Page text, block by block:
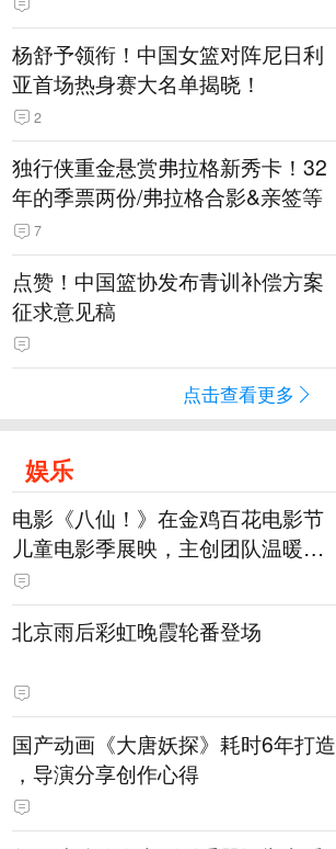
杨舒予领衔！中国女篮对阵尼日利
亚首场热身赛大名单揭晓！
2
独行侠重金悬赏弗拉格新秀卡！32
年的季票两份/弗拉格合影&亲签等
7
点赞！中国篮协发布青训补偿方案
征求意见稿
点击查看更多
娱乐
电影《八仙！》在金鸡百花电影节
儿童电影季展映，主创团队温暖寄
语小观众
北京雨后彩虹晚霞轮番登场
国产动画《大唐妖探》耗时6年打造
，导演分享创作心得